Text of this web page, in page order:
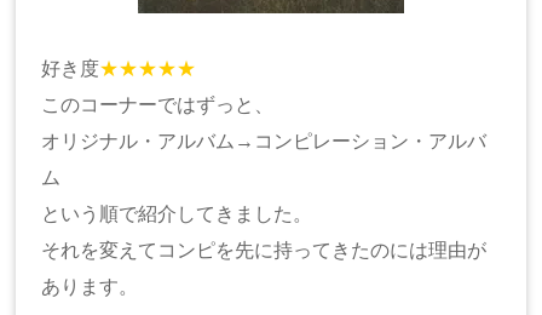
好き度★★★★★
このコーナーではずっと、
オリジナル・アルバム→コンピレーション・アルバ
ム
という順で紹介してきました。
それを変えてコンピを先に持ってきたのには理由が
あります。